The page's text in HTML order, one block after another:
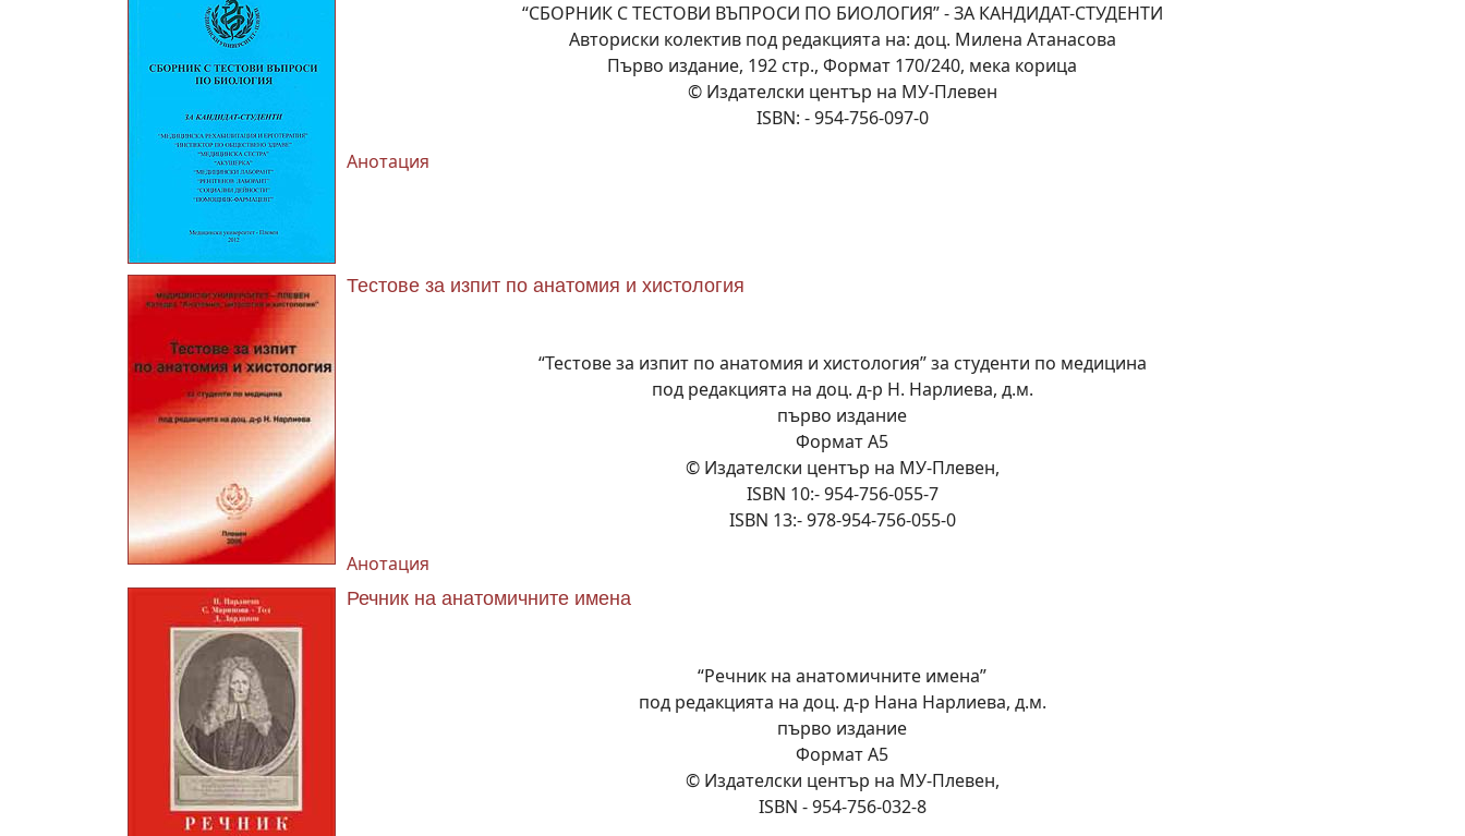
“СБОРНИК С ТЕСТОВИ ВЪПРОСИ ПО БИОЛОГИЯ” - ЗА КАНДИДАТ-СТУДЕНТИ
Авториски колектив под редакцията на: доц. Милена Атанасова
Първо издание, 192 стр., Формат 170/240, мека корица
© Издателски център на МУ-Плевен
ISBN: - 954-756-097-0
Анотация
Тестове за изпит по анатомия и хистология
“Тестове за изпит по анатомия и хистология” за студенти по медицина
под редакцията на доц. д-р Н. Нарлиева, д.м.
първо издание
Формат А5
© Издателски център на МУ-Плевен,
ISBN 10:- 954-756-055-7
ISBN 13:- 978-954-756-055-0
Анотация
Речник на анатомичните имена
“Речник на анатомичните имена”
под редакцията на доц. д-р Нана Нарлиева, д.м.
първо издание
Формат А5
© Издателски център на МУ-Плевен,
ISBN - 954-756-032-8